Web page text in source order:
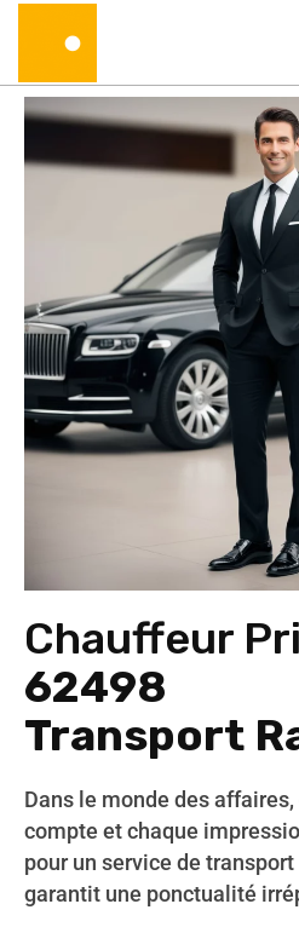
Chauffeur
62498
Transport
Dans le monde des
compte et chaque
pour un service de
garantit une ponctualité